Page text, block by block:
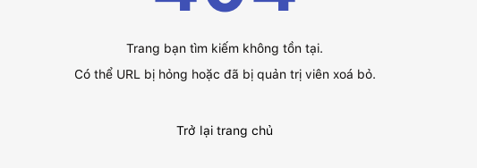
Trang bạn tìm kiếm không tồn tại.
Có thể URL bị hỏng hoặc đã bị quản trị viên xoá bỏ.
Trở lại trang chủ